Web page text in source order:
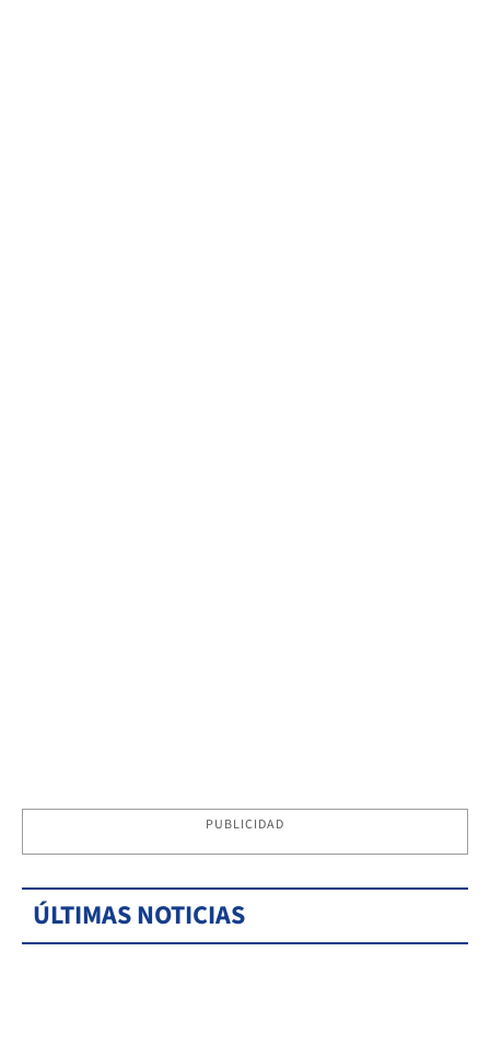
PUBLICIDAD
ÚLTIMAS NOTICIAS